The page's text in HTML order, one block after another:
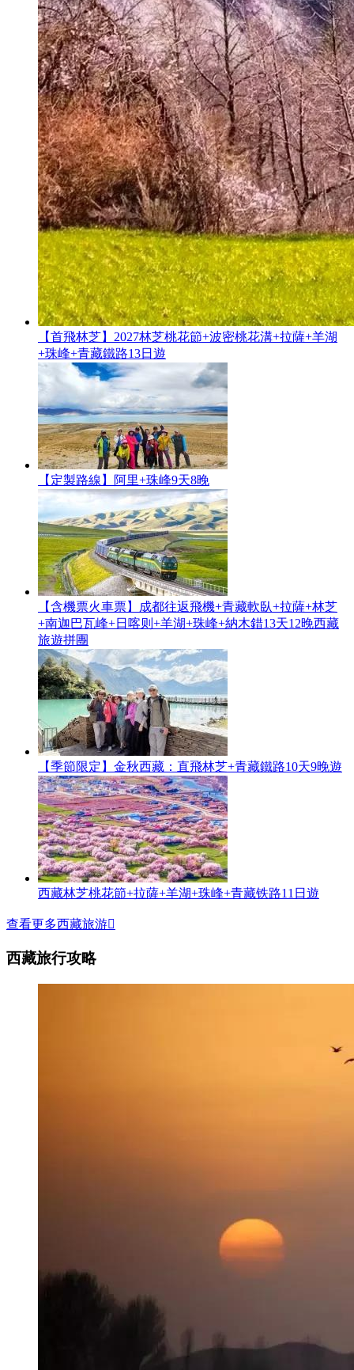
【首飛林芝】2027林芝桃花節+波密桃花溝+拉薩+羊湖
+珠峰+青藏鐵路13日遊
【定製路線】阿里+珠峰9天8晚
【含機票火車票】成都往返飛機+青藏軟臥+拉薩+林芝
+南迦巴瓦峰+日喀则+羊湖+珠峰+納木錯13天12晚西藏
旅遊拼團
【季節限定】金秋西藏：直飛林芝+青藏鐵路10天9晚遊
西藏林芝桃花節+拉薩+羊湖+珠峰+青藏铁路11日遊
查看更多西藏旅游
西藏旅行攻略